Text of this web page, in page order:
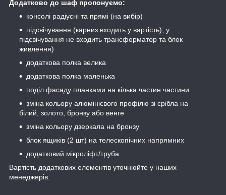
Додатково до шаф пропонуємо:
консолі радіусні та прямі (на вибір)
підсвічування (карниз входить у вартість), у
підсвічування не входить трансформатор та блок
живлення)
додаткова полка велика
додаткова полка маленька
поділ фасаду планками на кілька частин частини
зміна кольору алюмінієвого профілю зі срібла на
білий, золото, бронзу або венге
зміна кольору дзеркала на бронзу
блок ящиків (2 шт) на телескопічних напрямних
додатковий мікроліфт/труба
Вартість додаткових елементів уточнюйте у наших
менеджерів.